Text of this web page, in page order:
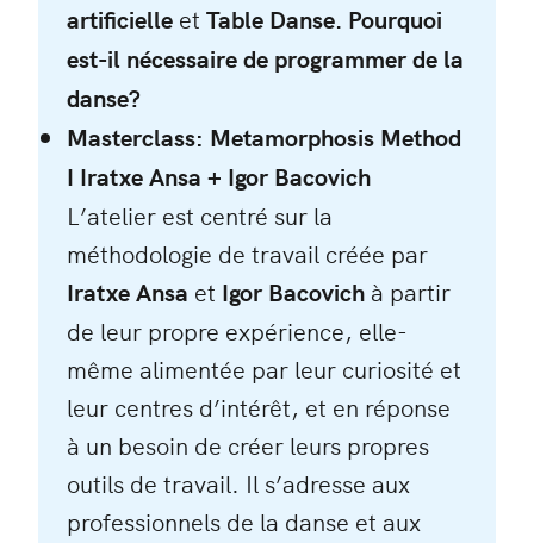
artificielle et Table Danse. Pourquoi
est-il nécessaire de programmer de la
danse?
Masterclass: Metamorphosis Method
I Iratxe Ansa + Igor Bacovich
L’atelier est centré sur la
méthodologie de travail créée par
Iratxe Ansa et Igor Bacovich à partir
de leur propre expérience, elle-
même alimentée par leur curiosité et
leur centres d’intérêt, et en réponse
à un besoin de créer leurs propres
outils de travail. Il s’adresse aux
professionnels de la danse et aux